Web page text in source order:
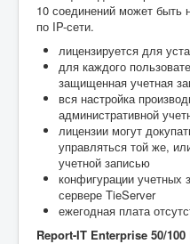
10 соединений может быть
по IP-сети.
лицензируется для
для каждого
защищенная учетная
вся настройка
административной
лицензии могут
управляться той же,
учетной записью
конфигурации учетных
сервере TieServer
ежегодная плата
Report-IT Enterprise 50/100